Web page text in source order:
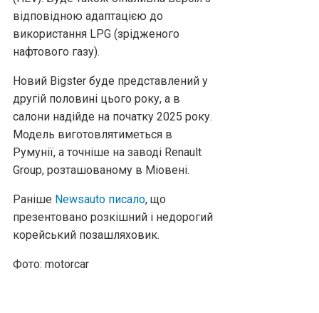
відповідною адаптацією до
використання LPG (зрідженого
нафтового газу).
Новий Bigster буде представлений у
другій половині цього року, а в
салони надійде на початку 2025 року.
Модель виготовлятиметься в
Румунії, а точніше на заводі Renault
Group, розташованому в Міовені.
Раніше Newsauto писало, що
презентовано розкішний і недорогий
корейський позашляховик.
Фото: motorcar